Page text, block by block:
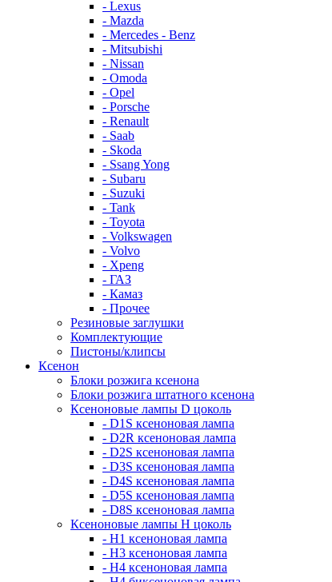
- Lexus
- Mazda
- Mercedes - Benz
- Mitsubishi
- Nissan
- Omoda
- Opel
- Porsche
- Renault
- Saab
- Skoda
- Ssang Yong
- Subaru
- Suzuki
- Tank
- Toyota
- Volkswagen
- Volvo
- Xpeng
- ГАЗ
- Камаз
- Прочее
Резиновые заглушки
Комплектующие
Пистоны/клипсы
Ксенон
Блоки розжига ксенона
Блоки розжига штатного ксенона
Ксеноновые лампы D цоколь
- D1S ксеноновая лампа
- D2R ксеноновая лампа
- D2S ксеноновая лампа
- D3S ксеноновая лампа
- D4S ксеноновая лампа
- D5S ксеноновая лампа
- D8S ксеноновая лампа
Ксеноновые лампы Н цоколь
- H1 ксеноновая лампа
- H3 ксеноновая лампа
- H4 ксеноновая лампа